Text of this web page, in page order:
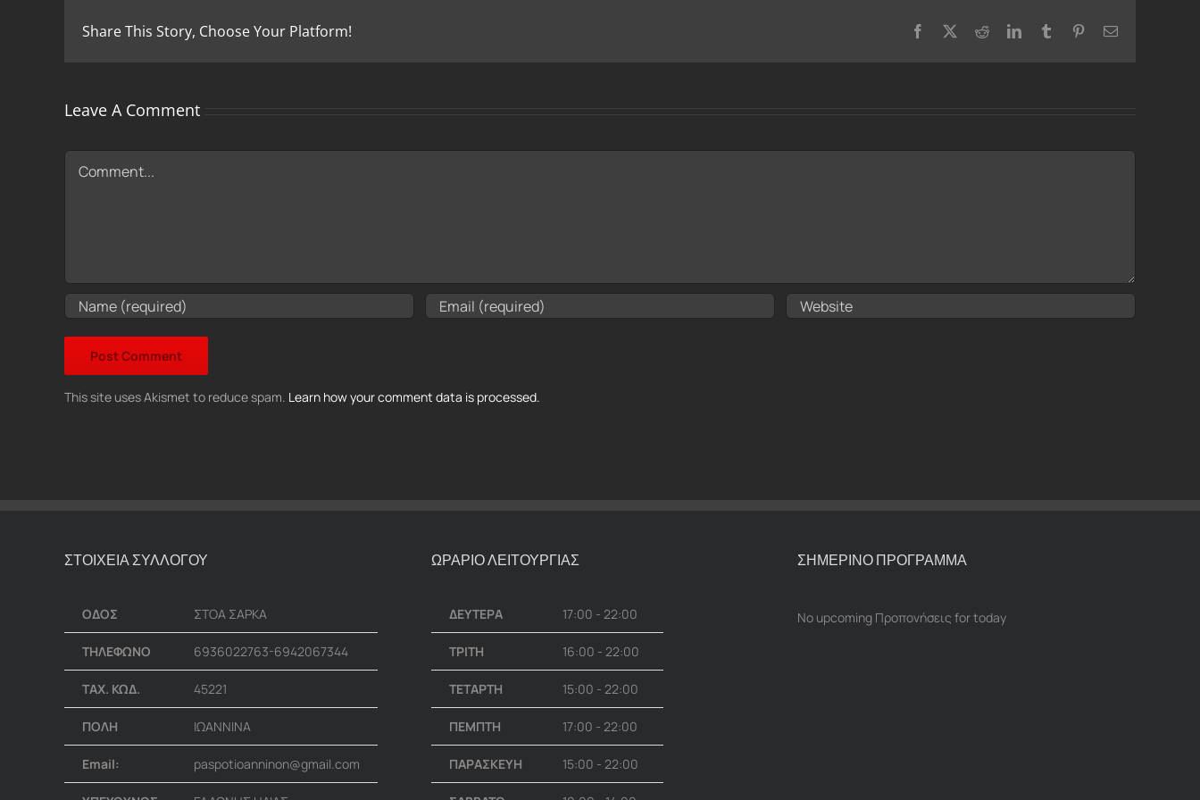
Share This Story, Choose Your Platform! Facebook RedditLinkedInTumblr PinterestEmail
Leave A Comment
Comment
This site uses Akismet to reduce spam. Learn how your comment data is processed.
ΣΤΟΙΧΕΙΑ ΣΥΛΛΟΓΟΥ
ΟΔΟΣ ΣΤΟΑ ΣΑΡΚΑ
ΤΗΛΕΦΩΝΟ 6936022763-6942067344
ΤΑΧ. ΚΩΔ. 45221
ΠΟΛΗ ΙΩΑΝΝΙΝΑ
Email: paspotioanninon@gmail.com
ΩΡΑΡΙΟ ΛΕΙΤΟΥΡΓΙΑΣ
ΔΕΥΤΕΡΑ 17:00 - 22:00
ΤΡΙΤΗ 16:00 - 22:00
ΤΕΤΑΡΤΗ 15:00 - 22:00
ΠΕΜΠΤΗ 17:00 - 22:00
ΠΑΡΑΣΚΕΥΗ 15:00 - 22:00
ΣΗΜΕΡΙΝΟ ΠΡΟΓΡΑΜΜΑ
No upcoming Προπονήσεις for today